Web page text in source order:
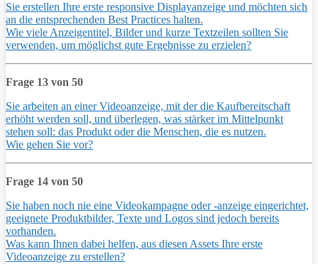
Sie erstellen Ihre erste responsive Displayanzeige und möchten sich
an die entsprechenden Best Practices halten.
Wie viele Anzeigentitel, Bilder und kurze Textzeilen sollten Sie
verwenden, um möglichst gute Ergebnisse zu erzielen?
Frage 13 von 50
Sie arbeiten an einer Videoanzeige, mit der die Kaufbereitschaft
erhöht werden soll, und überlegen, was stärker im Mittelpunkt
stehen soll: das Produkt oder die Menschen, die es nutzen.
Wie gehen Sie vor?
Frage 14 von 50
Sie haben noch nie eine Videokampagne oder -anzeige eingerichtet,
geeignete Produktbilder, Texte und Logos sind jedoch bereits
vorhanden.
Was kann Ihnen dabei helfen, aus diesen Assets Ihre erste
Videoanzeige zu erstellen?